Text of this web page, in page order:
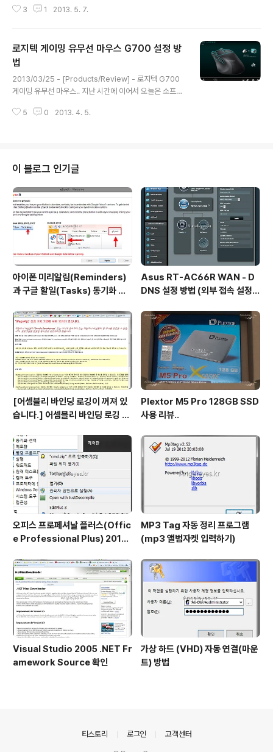
가 하는 역할은 인터넷에 주소를 할당하고..
끔하게 토렌트 서버로만 활용하고자 합니다… 이전에도 말
에 SSH로 접속 할 수 있는 PuTTY 툴도 필요합니다. 여기
를 참고하여 주시고요.. 포고의 상단에 USB 꼽아 놓고 SS
H에 접속합니다. 중요한 부분이 상단 USB 포트가 커버를
열어서 숨겨진 USB 포트에 꼽으셔야 합니다. 아이피를 확
시는 분은 해당 공유기에 접속하시면 확인 할 수 있습니다.
3 1 2013. 5. 7.
로지텍 게이밍 유무선 마우스 G700 설정 방
법
2013/03/25 - [Products/Review] - 로지텍 G700
게이밍 유무선 마우스.. 지난 시간에 이어서 오늘은 소프트
많은 버튼을 내 마음대로.. 특정 프로그램에 따라서 변경이
제가 쓰는 설정으로 알려드리고자 합니다. 먼저 아래에서
소프트웨어를 다운로드하여 설치 합니다. http://www.lo
gitech.com/ko-kr/support/7244?osid=14&bit=6
4#section=downloads 해당 페이지 우측 메뉴에 보시
면 다운로드가 있습니다. 현재 사용하시..
5 0 2013. 4. 5.
이 블로그 인기글
아이폰 미리알림(Reminders)
과 구글 할일(Tasks) 동기화 하
Asus RT-AC66R WAN - D
DNS 설정 방법 (외부 접속 설정
[어셈블리 바인딩 로깅이 꺼져 있
습니다.] 어셈블리 바인딩 로깅 시
Plextor M5 Pro 128GB SSD
사용 리뷰..
오피스 프로페셔날 플러스(Offic
e Professional Plus) 2013,
드 활용하여 확인, 삭제, 인증
MP3 Tag 자동 정리 프로그램
(mp3 앨범자켓 입력하기)
Visual Studio 2005 .NET Fr
amework Source 확인
가상 하드 (VHD) 자동 연결(마운
트) 방법
티스토리 로그인 고객센터